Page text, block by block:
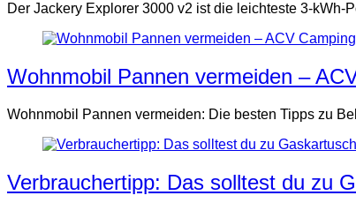
Der Jackery Explorer 3000 v2 ist die leichteste 3-
Wohnmobil Pannen vermeiden –
Wohnmobil Pannen vermeiden: Die besten Tipps zu
Verbrauchertipp: Das solltest du zu